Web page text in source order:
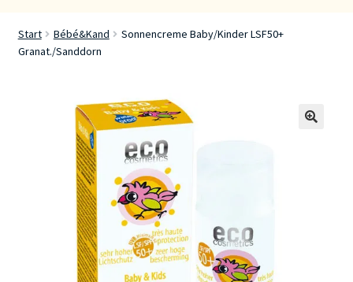
Servicer
Start Bébé&Kand
Sonnencreme Baby/Kinder LSF50+
Granat./Sanddorn